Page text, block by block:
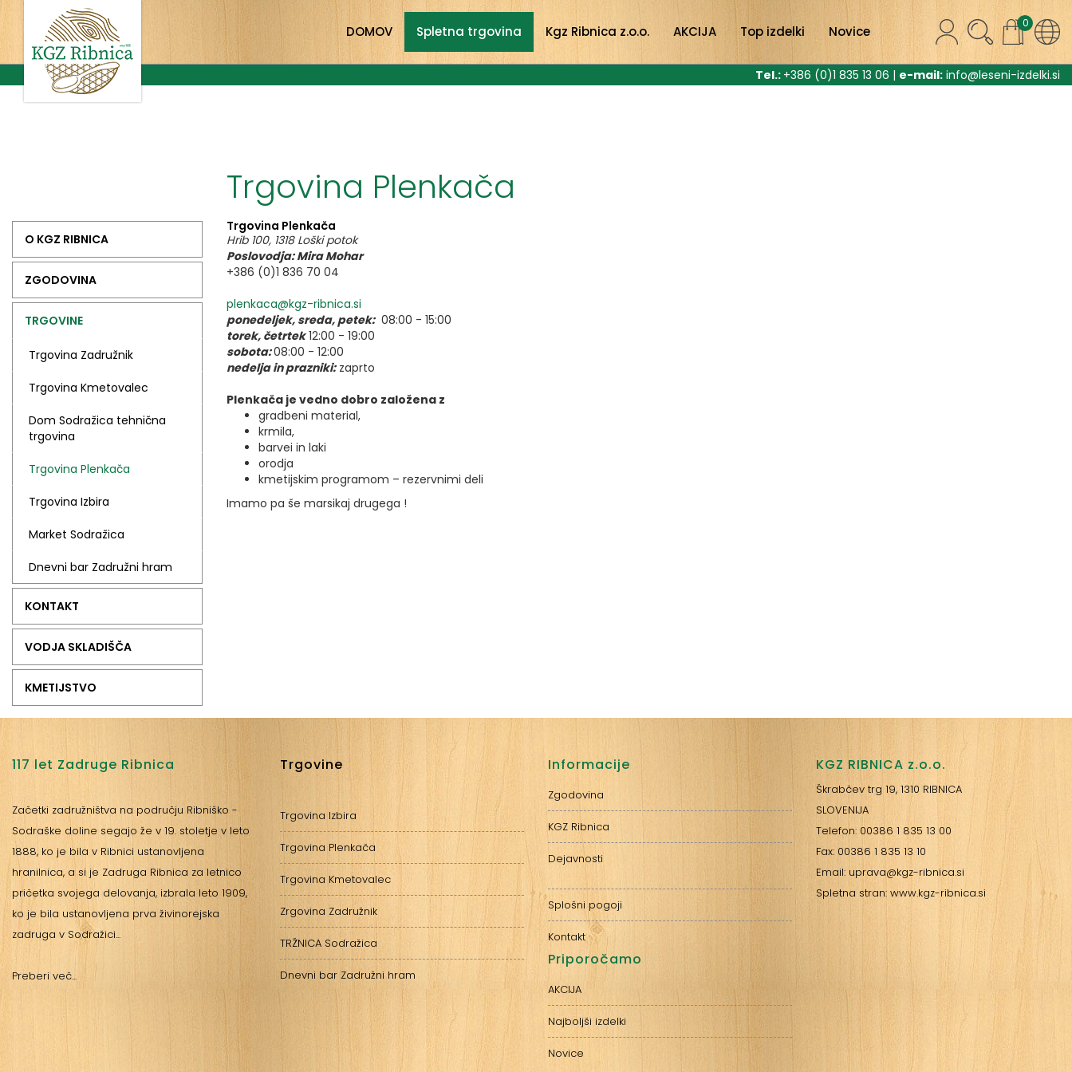
0
DOMOV Spletna trgovina Kgz Ribnica z.o.o. AKCIJA Top izdelki Novice
Tel.: +386 (0)1 835 13 06 | e-mail: info@leseni-izdelki.si
O KGZ RIBNICA
ZGODOVINA
TRGOVINE
Trgovina Zadružnik
Trgovina Kmetovalec
Dom Sodražica tehnična
trgovina
Trgovina Plenkača
Trgovina Izbira
Market Sodražica
Dnevni bar Zadružni hram
KONTAKT
VODJA SKLADIŠČA
KMETIJSTVO
Trgovina Plenkača
Trgovina Plenkača
Hrib 100, 1318 Loški potok
Poslovodja: Mira Mohar
+386 (0)1 836 70 04
plenkaca@kgz-ribnica.si
ponedeljek, sreda, petek:08:00 - 15:00
torek, četrtek12:00 - 19:00
sobota:08:00 - 12:00
nedelja in prazniki:zaprto
Plenkača je vedno dobro založena z
gradbeni material,
krmila,
barvei in laki
orodja
kmetijskim programom – rezervnimi deli
Imamo pa še marsikaj drugega !
117 let Zadruge Ribnica
Začetki zadružništva na području Ribniško -
Sodraške doline segajo že v 19. stoletje v leto
1888, ko je bila v Ribnici ustanovljena
hranilnica, a si je Zadruga Ribnica za letnico
pričetka svojega delovanja, izbrala leto 1909,
ko je bila ustanovljena prva živinorejska
zadruga v Sodražici...
Preberi več...
Trgovine
Trgovina Izbira
Trgovina Plenkača
Trgovina Kmetovalec
Zrgovina Zadružnik
TRŽNICA Sodražica
Dnevni bar Zadružni hram
Informacije
Zgodovina
KGZ Ribnica
Dejavnosti
Splošni pogoji
Kontakt
Priporočamo
AKCIJA
Najboljši izdelki
Novice​
KGZ RIBNICA z.o.o.
Škrabčev trg 19, 1310 RIBNICA
SLOVENIJA
Telefon: 00386 1 835 13 00
Fax: 00386 1 835 13 10
Email: uprava@kgz-ribnica.si
Spletna stran: www.kgz-ribnica.si